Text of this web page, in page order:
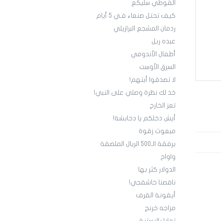
القوطي سليكع
كيف تحتل صنعاء فـي 5 أيام
ردمان المشجع البرازيلي
عبده ربل
أطفال الأندومي
السرق الأوست
لا تصدقوا أبتهم!
خذ لك نظرة وصلي على النبي!
تعز الخارج
أيش دخلكم يا دحابشة!
مبعوث زقوة
برفقة الـ500 الريال الملصقة
واواح
الدولار كثر بها
ناقصنا خاشقجي!
أيقونة القرف
مزاجه خرنج